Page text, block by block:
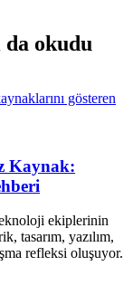
okudu
Kaynak:
ekiplerinin
tasarım, yazılım,
refleksi oluşuyor.